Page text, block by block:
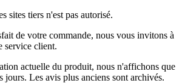
sites tiers n'est pas autorisé.
de votre commande, nous vous invitons à
service client.
actuelle du produit, nous n'affichons que
jours. Les avis plus anciens sont archivés.